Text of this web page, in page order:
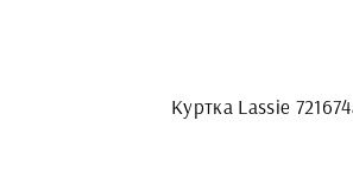
Куртка Lassie